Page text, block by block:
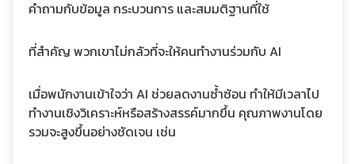
คำถามกับข้อมูล กระบวนการ และสมมติฐานที่ใช้
ที่สำคัญ พวกเขาไม่กลัวที่จะให้คนทำงานร่วมกับ AI
เมื่อพนักงานเข้าใจว่า AI ช่วยลดงานซ้ำซ้อน ทำให้มีเวลาไป
ทำงานเชิงวิเคราะห์หรือสร้างสรรค์มากขึ้น คุณภาพงานโดย
รวมจะสูงขึ้นอย่างชัดเจน เช่น